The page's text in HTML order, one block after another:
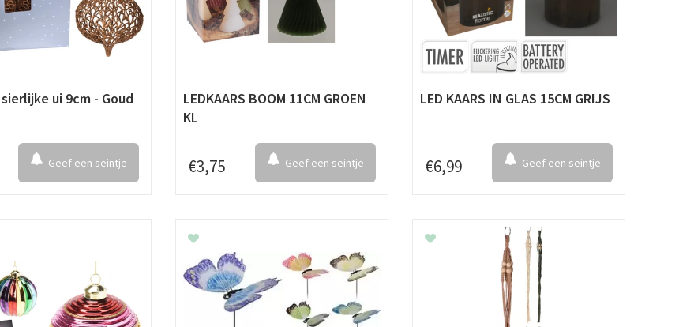
ui 9cm - Goud
Geef een seintje
LEDKAARS BOOM 11CM GROEN
KL
€3,75 Geef een seintje
LED KAARS IN GLAS 15CM GRIJS
€6,99 Geef een seintje